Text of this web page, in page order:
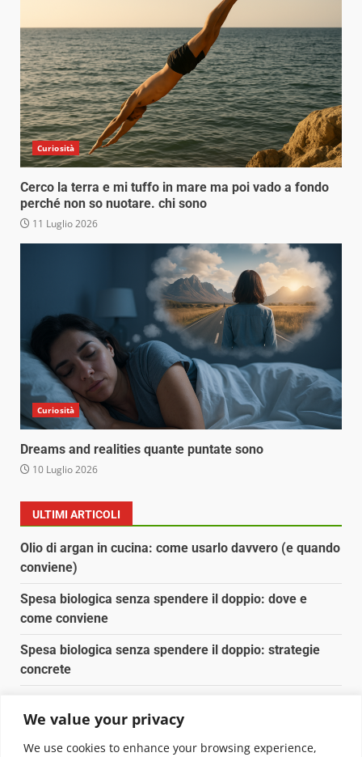
We value your privacy
We use cookies to enhance your browsing experience,
Curiosità
Cerco la terra e mi tuffo in mare ma poi vado a fondo
perché non so nuotare. chi sono
11 Luglio 2026
Curiosità
Dreams and realities quante puntate sono
10 Luglio 2026
ULTIMI ARTICOLI
Olio di argan in cucina: come usarlo davvero (e quando
conviene)
Spesa biologica senza spendere il doppio: dove e
come conviene
Spesa biologica senza spendere il doppio: strategie
concrete
Pulizia naturale della casa: 3 ingredienti che
sostituiscono 10 prodotti chimici